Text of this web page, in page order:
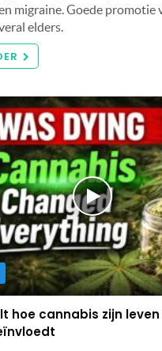
migraine. Goede promotie
elders.
hoe cannabis zijn